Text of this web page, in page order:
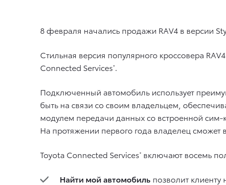
8 февраля начались продажи RAV4 в версии
Стильная версия популярного кроссовера
Connected Services*.
Подключенный автомобиль использует
быть на связи со своим владельцем,
модулем передачи данных со встроенной сим-
На протяжении первого года владелец
Toyota Connected Services* включают восемь
Найти мой автомобиль позволит